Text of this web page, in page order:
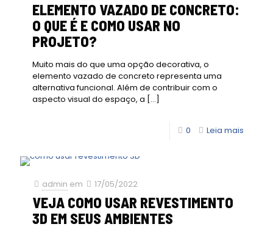
ELEMENTO VAZADO DE CONCRETO:
O QUE É E COMO USAR NO
PROJETO?
Muito mais do que uma opção decorativa, o
elemento vazado de concreto representa uma
alternativa funcional. Além de contribuir com o
aspecto visual do espaço, a […]
0 Leia mais
admin em 17/05/2022
VEJA COMO USAR REVESTIMENTO
3D EM SEUS AMBIENTES